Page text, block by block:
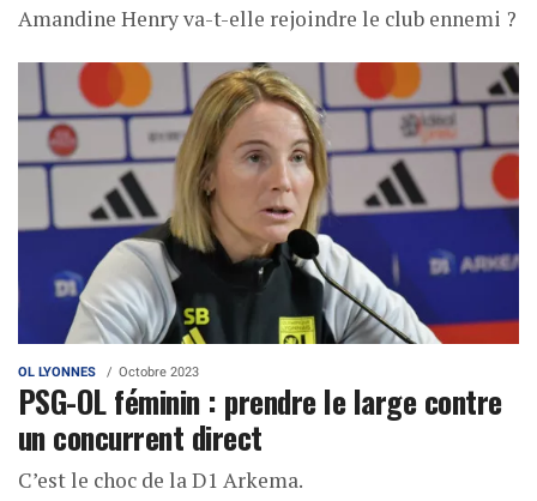
Amandine Henry va-t-elle rejoindre le club ennemi ?
OL LYONNES Octobre 2023
PSG-OL féminin : prendre le large contre
un concurrent direct
C’est le choc de la D1 Arkema.